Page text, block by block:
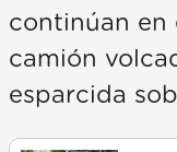
continúan en
camión
esparcida